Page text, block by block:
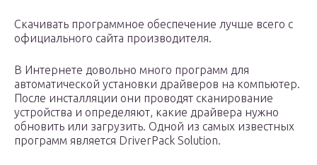
Скачивать программное обеспечение лучше всего с
официального сайта производителя.
В Интернете довольно много программ для
автоматической установки драйверов на компьютер.
После инсталляции они проводят сканирование
устройства и определяют, какие драйвера нужно
обновить или загрузить. Одной из самых известных
программ является DriverPack Solution.